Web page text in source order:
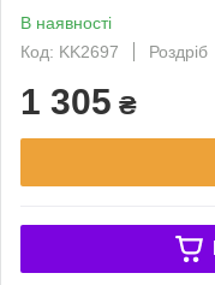
В наявності
Код: KK2697
Роздріб
1 305 ₴